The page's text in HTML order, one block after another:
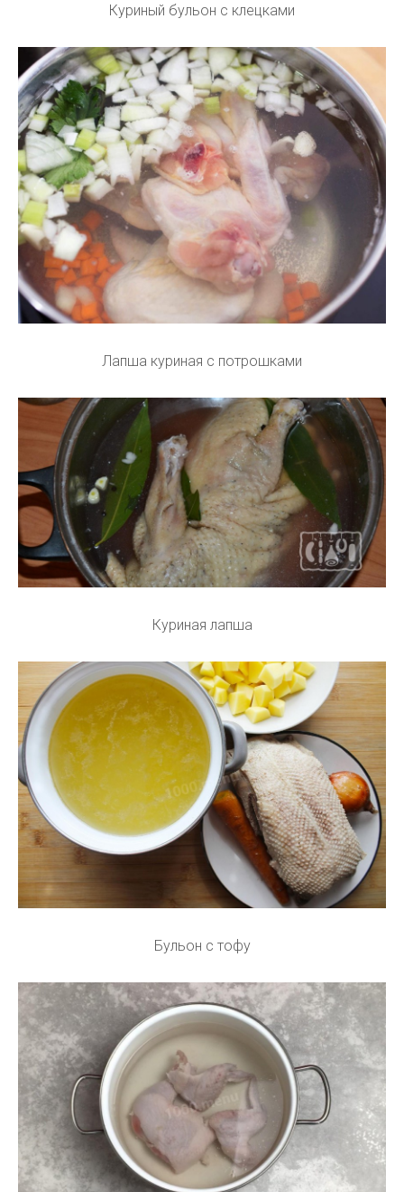
Куриный бульон с клецками
Лапша куриная с потрошками
Куриная лапша
Бульон с тофу